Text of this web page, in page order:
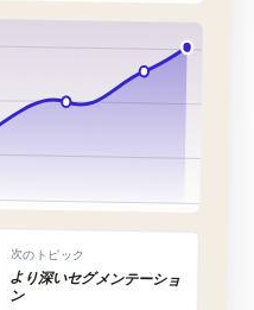
次のトピック
より深いセグメンテーショ
ン